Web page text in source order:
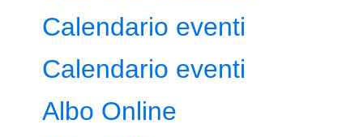
Calendario eventi
Calendario eventi
Albo Online